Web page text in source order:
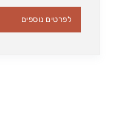
לפרטים נוספים